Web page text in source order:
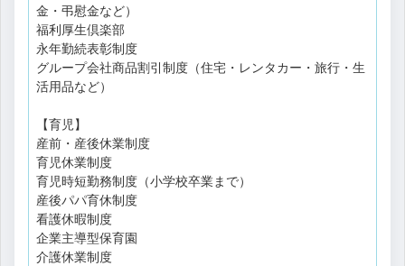
金・弔慰金など）
福利厚生倶楽部
永年勤続表彰制度
グループ会社商品割引制度（住宅・レンタカー・旅行・生
活用品など）
【育児】
産前・産後休業制度
育児休業制度
育児時短勤務制度（小学校卒業まで）
産後パパ育休制度
看護休暇制度
企業主導型保育園
介護休業制度